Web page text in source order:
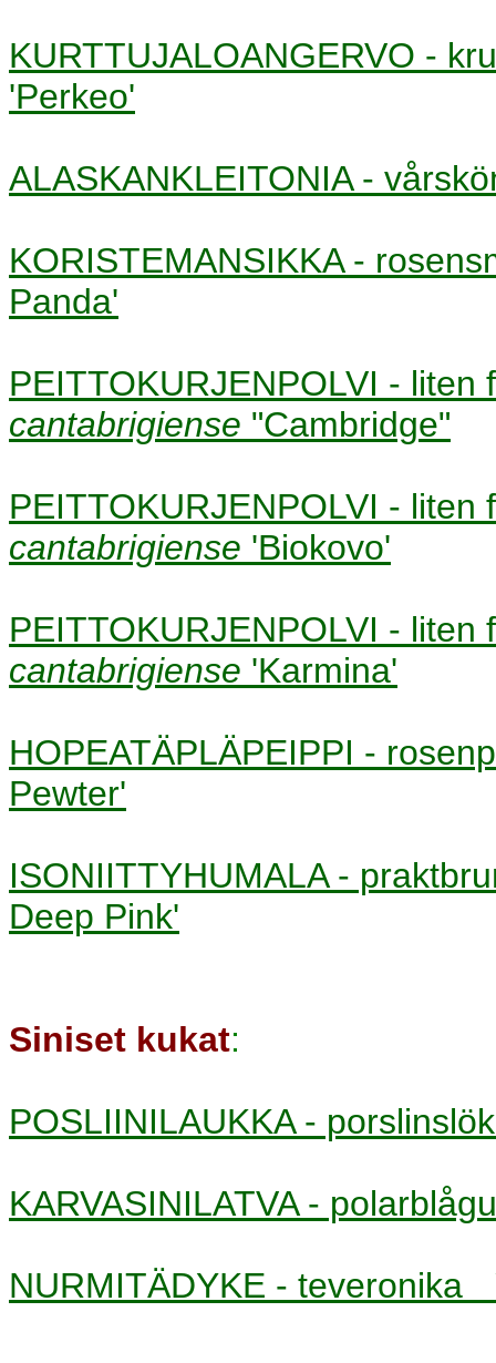
KURTTUJALOANGERVO -
'Perkeo'
ALASKANKLEITONIA -
KORISTEMANSIKKA -
Panda'
PEITTOKURJENPOLVI -
cantabrigiense "Cambridge"
PEITTOKURJENPOLVI -
cantabrigiense 'Biokovo'
PEITTOKURJENPOLVI -
cantabrigiense 'Karmina'
HOPEATÄPLÄPEIPPI -
Pewter'
ISONIITTYHUMALA -
Deep Pink'
Siniset kukat:
POSLIINILAUKKA -
KARVASINILATVA -
NURMITÄDYKE - teveronika